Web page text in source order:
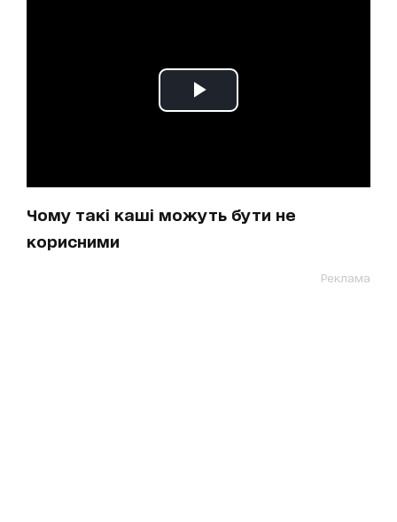
Чому такі каші можуть бути не
корисними
Реклама